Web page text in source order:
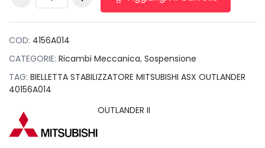
STABILIZZATORE
40156A014 quantità
COD: 4156A014
CATEGORIE: Ricambi Meccanica, Sospensione
TAG: BIELLETTA STABILIZZATORE MITSUBISHI ASX OUTLANDER
40156A014
OUTLANDER II